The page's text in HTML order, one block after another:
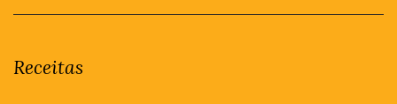
Receitas